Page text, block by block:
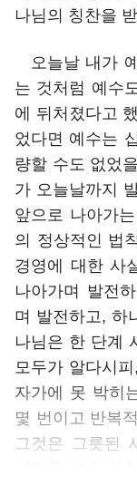
나님의 칭찬을
오늘날 내가
는 것처럼 예수
에 뒤처졌다고
었다면 예수는
량할 수도 없었
가 오늘날까지
앞으로 나아가
의 정상적인 법
경영에 대한 사
나아가며 발전
며 발전하고, 하
나님은 한 단계
모두가 알다시
자가에 못 박히
몇 번이고 반복
그것은 그릇된